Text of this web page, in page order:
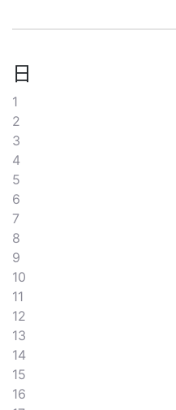
日
1
2
3
4
5
6
7
8
9
10
11
12
13
14
15
16